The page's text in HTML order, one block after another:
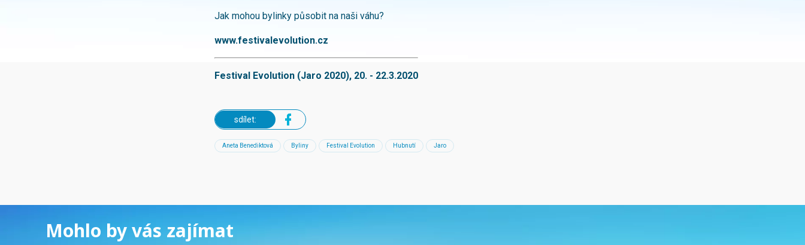
Jak mohou bylinky působit na naši váhu?
www.festivalevolution.cz
Festival Evolution (Jaro 2020), 20. - 22.3.2020
sdílet:
Aneta Benediktová Byliny Festival Evolution Hubnutí Jaro
Mohlo by vás zajímat